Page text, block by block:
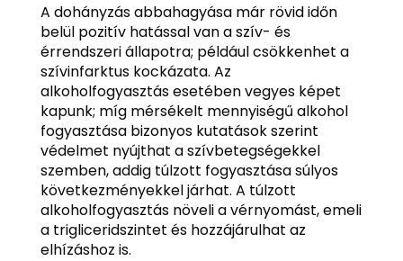
A dohányzás abbahagyása már rövid időn
belül pozitív hatással van a szív- és
érrendszeri állapotra; például csökkenhet a
szívinfarktus kockázata. Az
alkoholfogyasztás esetében vegyes képet
kapunk; míg mérsékelt mennyiségű alkohol
fogyasztása bizonyos kutatások szerint
védelmet nyújthat a szívbetegségekkel
szemben, addig túlzott fogyasztása súlyos
következményekkel járhat. A túlzott
alkoholfogyasztás növeli a vérnyomást, emeli
a trigliceridszintet és hozzájárulhat az
elhízáshoz is.